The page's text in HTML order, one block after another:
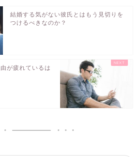
結婚する気がない彼氏とはもう見切りを
つけるべきなのか？
が疲れているは